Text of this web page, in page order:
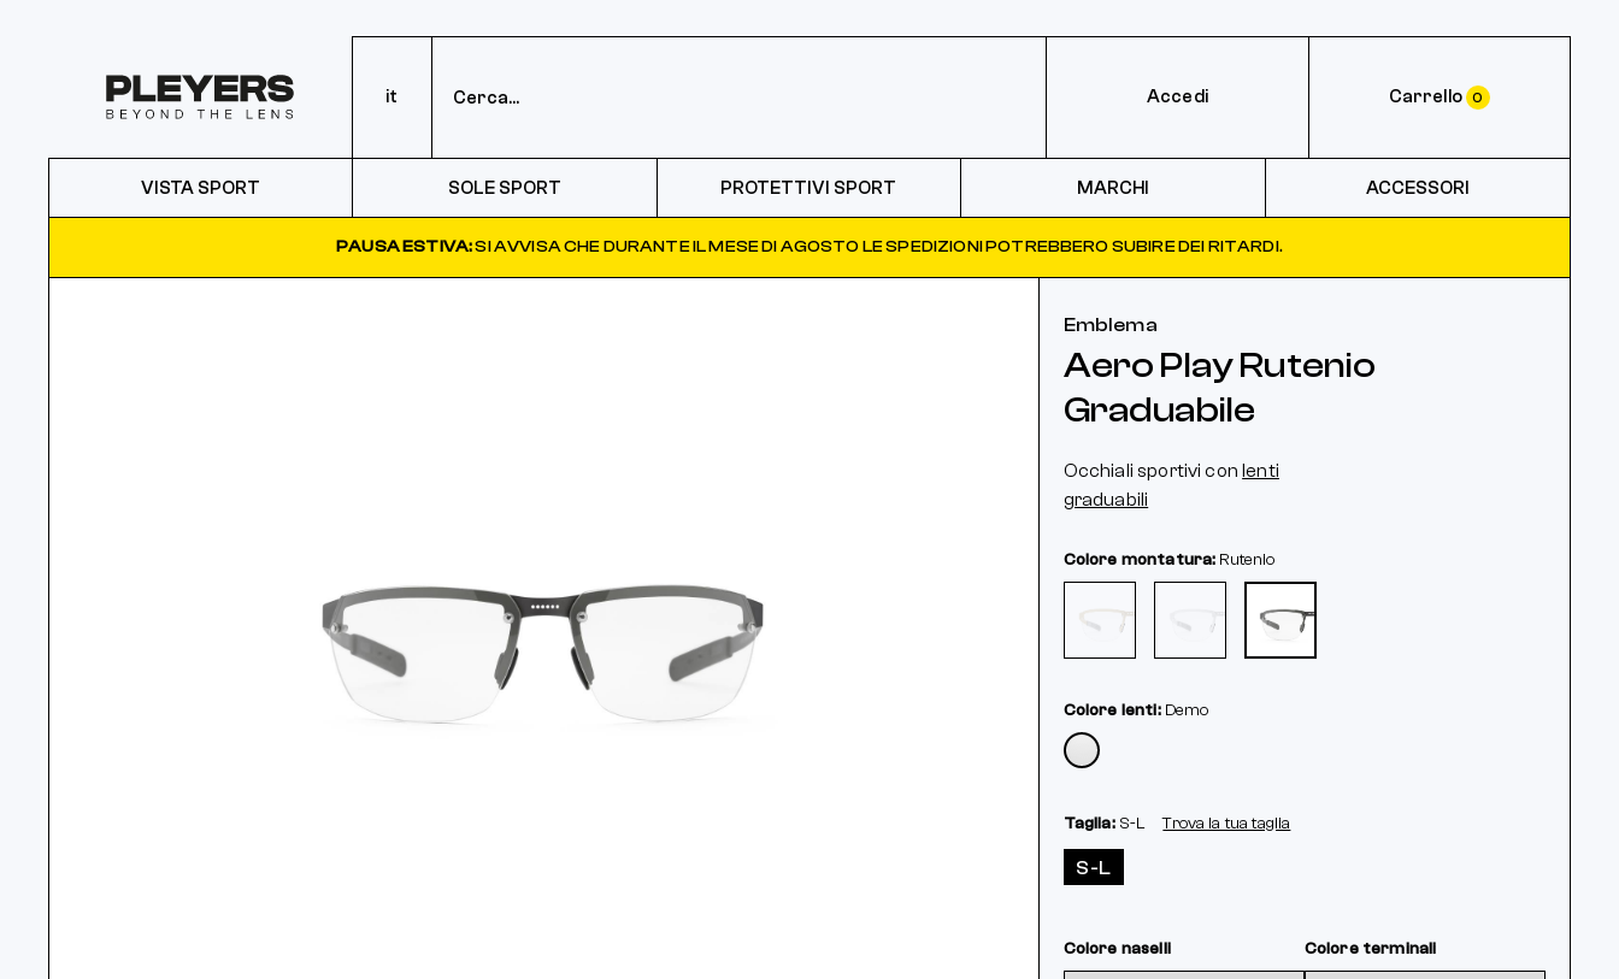
it Accedi Carrello 0
VISTA SPORT SOLE SPORT PROTETTIVI SPORT MARCHI ACCESSORI
PAUSA ESTIVA:SI AVVISA CHE DURANTE IL MESE DI AGOSTO LE SPEDIZIONI POTREBBERO SUBIRE DEI RITARDI.
Emblema
Aero Play Rutenio
Graduabile
Occhiali sportivi conlenti
graduabili
Colore montatura: Rutenio
Colore lenti: Demo
Taglia: S-L Trova la tua taglia
S-L
Colore naselli Colore terminali